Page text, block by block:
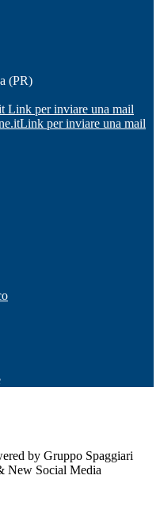
(PR)
Link per inviare una mail
Link per inviare una mail
by Gruppo Spaggiari
New Social Media